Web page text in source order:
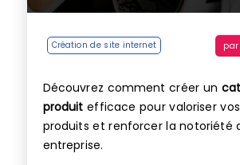
Création de site internet par
Découvrez comment créer un
produit efficace pour valoriser
produits et renforcer la notoriété
entreprise.